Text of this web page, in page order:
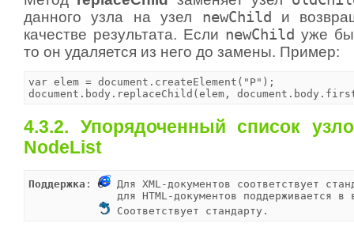
данного узла на узел newChild
и
качестве результата. Если newChild уже
то он удаляется из него до замены. Пример:
var elem = document.createElement("P");
document.body.replaceChild(elem,
4.3.2. Упорядоченный список
NodeList
Поддержка :
Для XML-документов соответствует
для HTML-документов поддерживается в
Соответствует стандарту.